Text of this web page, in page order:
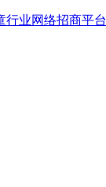
业网络招商平台